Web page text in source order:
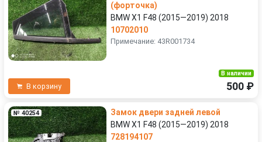
(форточка)
BMW X1 F48 (2015—2019) 2018
10702010
Примечание: 43R001734
В корзину
В наличии
500 ₽
№ 40254
Замок двери задней левой
BMW X1 F48 (2015—2019) 2018
728194107